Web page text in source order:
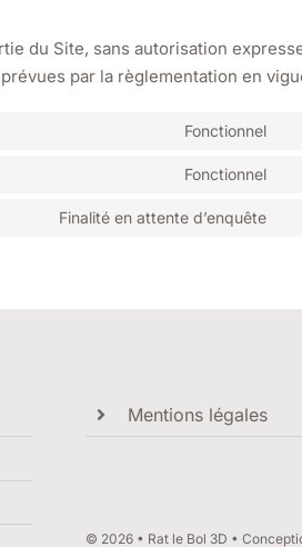
du Site, sans autorisation
par la règlementation en
Fonctionnel
Fonctionnel
Finalité en attente d’enquête
Mentions légales
© 2026 • Rat le Bol 3D •